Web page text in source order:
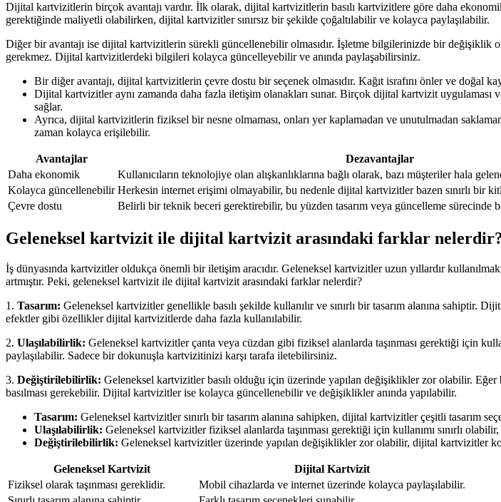
Dijital kartvizitlerin birçok avantajı vardır. İlk olarak, dijital kartvizitlerin basılı kartvizitlere göre daha
gerektiğinde maliyetli olabilirken, dijital kartvizitler sınırsız bir şekilde çoğaltılabilir ve kolayca paylaşılabilir.
Diğer bir avantajı ise dijital kartvizitlerin sürekli güncellenebilir olmasıdır. İşletme bilgilerinizde bir değişiklik
gerekmez. Dijital kartvizitlerdeki bilgileri kolayca güncelleyebilir ve anında paylaşabilirsiniz.
Bir diğer avantajı, dijital kartvizitlerin çevre dostu bir seçenek olmasıdır. Kağıt israfını önler ve doğal
Dijital kartvizitler aynı zamanda daha fazla iletişim olanakları sunar. Birçok dijital kartvizit
sağlar.
Ayrıca, dijital kartvizitlerin fiziksel bir nesne olmaması, onları yer kaplamadan ve unutulmadan
zaman kolayca erişilebilir.
Avantajlar
Dezavantajlar
Daha ekonomik
Kullanıcıların teknolojiye olan alışkanlıklarına bağlı olarak, bazı müşteriler hala
Kolayca güncellenebilir Herkesin internet erişimi olmayabilir, bu nedenle dijital kartvizitler bazen sınırlı bir
Çevre dostu
Belirli bir teknik beceri gerektirebilir, bu yüzden tasarım veya güncelleme sürecinde
Geleneksel kartvizit ile dijital kartvizit arasındaki farklar
İş dünyasında kartvizitler oldukça önemli bir iletişim aracıdır. Geleneksel kartvizitler uzun yıllardır
artmıştır. Peki, geleneksel kartvizit ile dijital kartvizit arasındaki farklar nelerdir?
1. Tasarım: Geleneksel kartvizitler genellikle basılı şekilde kullanılır ve sınırlı bir tasarım alanına sahiptir.
efektler gibi özellikler dijital kartvizitlerde daha fazla kullanılabilir.
2. Ulaşılabilirlik: Geleneksel kartvizitler çanta veya cüzdan gibi fiziksel alanlarda taşınması gerektiği için
paylaşılabilir. Sadece bir dokunuşla kartvizitinizi karşı tarafa iletebilirsiniz.
3. Değiştirilebilirlik: Geleneksel kartvizitler basılı olduğu için üzerinde yapılan değişiklikler zor olabilir.
basılması gerekebilir. Dijital kartvizitler ise kolayca güncellenebilir ve değişiklikler anında yapılabilir.
Tasarım: Geleneksel kartvizitler sınırlı bir tasarım alanına sahipken, dijital kartvizitler çeşitli tasarım
Ulaşılabilirlik: Geleneksel kartvizitler fiziksel alanlarda taşınması gerektiği için kullanımı sınırlı
Değiştirilebilirlik: Geleneksel kartvizitler üzerinde yapılan değişiklikler zor olabilir, dijital kartvizitler
Geleneksel Kartvizit
Dijital Kartvizit
Fiziksel olarak taşınması gereklidir.
Mobil cihazlarda ve internet üzerinde kolayca paylaşılabilir.